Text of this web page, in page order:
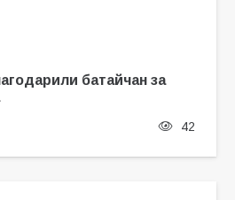
батайчан за
42